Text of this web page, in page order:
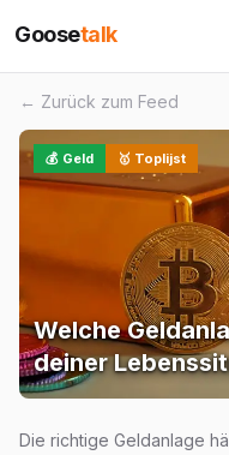
Goosetalk
← Zurück zum Feed
💰 Geld 🥇 Toplijst
Welche
deiner
Die richtige Geldanlage